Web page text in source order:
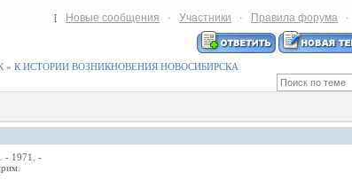
[ Новые сообщения · Участники · Правила форума ·
» К ИСТОРИИ ВОЗНИКНОВЕНИЯ НОВОСИБИРСКА
- 1971. -